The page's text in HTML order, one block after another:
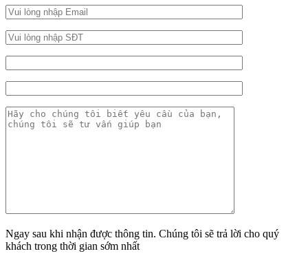
Ngay sau khi nhận được thông tin. Chúng tôi sẽ trả lời cho quý
khách trong thời gian sớm nhất